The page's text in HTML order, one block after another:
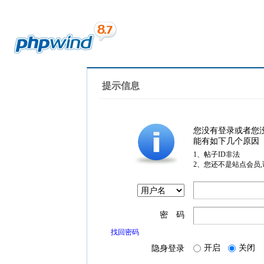
提示信息
您没有登录或者您
能有如下几个原因
1、帖子ID非法
2、您还不是站点会员
密 码
找回密码
隐身登录 开启 关闭